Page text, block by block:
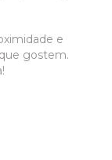
e
gostem.